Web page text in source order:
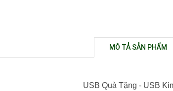
MÔ TẢ SẢN PHẨM
USB Quà Tặng - USB